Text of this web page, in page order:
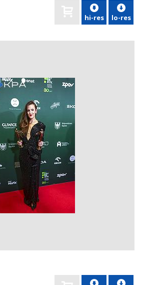
hi-res lo-res